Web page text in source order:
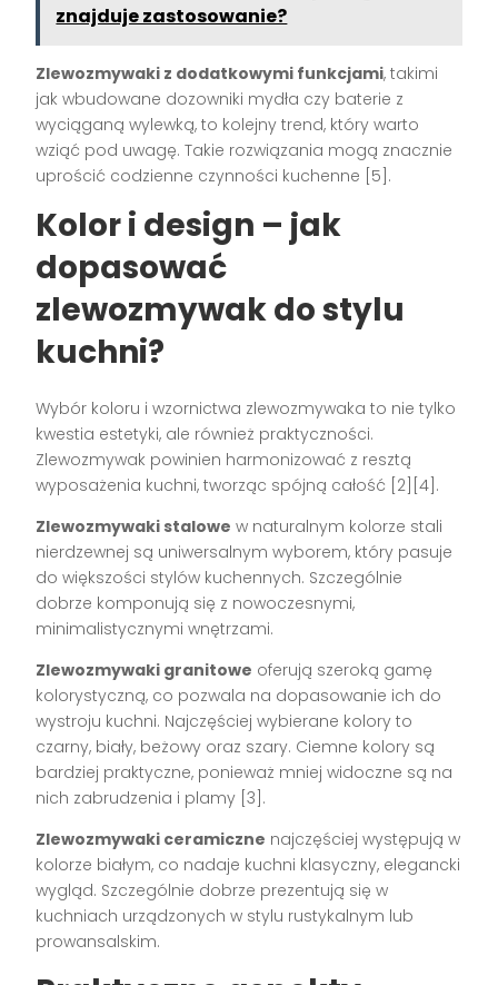
znajduje zastosowanie?
Zlewozmywaki z dodatkowymi funkcjami, takimi
jak wbudowane dozowniki mydła czy baterie z
wyciąganą wylewką, to kolejny trend, który warto
wziąć pod uwagę. Takie rozwiązania mogą znacznie
uprościć codzienne czynności kuchenne [5].
Kolor i design – jak
dopasować
zlewozmywak do stylu
kuchni?
Wybór koloru i wzornictwa zlewozmywaka to nie tylko
kwestia estetyki, ale również praktyczności.
Zlewozmywak powinien harmonizować z resztą
wyposażenia kuchni, tworząc spójną całość [2][4].
Zlewozmywaki stalowe w naturalnym kolorze stali
nierdzewnej są uniwersalnym wyborem, który pasuje
do większości stylów kuchennych. Szczególnie
dobrze komponują się z nowoczesnymi,
minimalistycznymi wnętrzami.
Zlewozmywaki granitowe oferują szeroką gamę
kolorystyczną, co pozwala na dopasowanie ich do
wystroju kuchni. Najczęściej wybierane kolory to
czarny, biały, beżowy oraz szary. Ciemne kolory są
bardziej praktyczne, ponieważ mniej widoczne są na
nich zabrudzenia i plamy [3].
Zlewozmywaki ceramiczne najczęściej występują w
kolorze białym, co nadaje kuchni klasyczny, elegancki
wygląd. Szczególnie dobrze prezentują się w
kuchniach urządzonych w stylu rustykalnym lub
prowansalskim.